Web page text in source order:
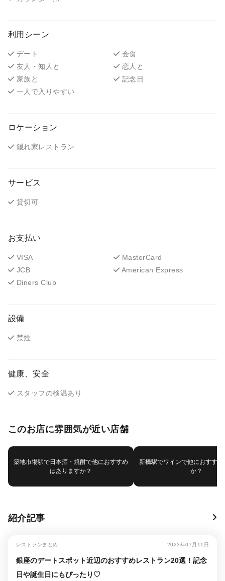
利用シーン
デート
会食
友人・知人と
恋人と
家族と
記念日
一人で入りやすい
ロケーション
隠れ家レストラン
サービス
貸切可
お支払い
VISA
MasterCard
JCB
American Express
Diners Club
設備
禁煙
健康、安全
スタッフの検温あり
このお店に雰囲気が近い店舗
築地市場駅で日本酒・焼酎で他におすすめ
はありますか？
新橋駅でワインで他におすす
か？
紹介記事
レストランまとめ 2023年07月11日
銀座のデートスポット近辺のおすすめレストラン20選！記念
日や誕生日にもぴったり♡